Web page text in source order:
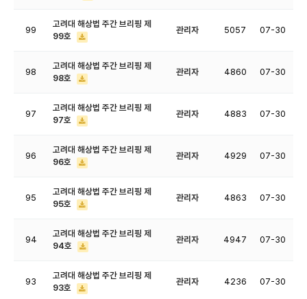
99
고려대 해상법 주간 브리핑 제
99호
관리자 5057 07-30
98
고려대 해상법 주간 브리핑 제
98호
관리자 4860 07-30
97
고려대 해상법 주간 브리핑 제
97호
관리자 4883 07-30
96
고려대 해상법 주간 브리핑 제
96호
관리자 4929 07-30
95
고려대 해상법 주간 브리핑 제
95호
관리자 4863 07-30
94
고려대 해상법 주간 브리핑 제
94호
관리자 4947 07-30
93
고려대 해상법 주간 브리핑 제
93호
관리자 4236 07-30